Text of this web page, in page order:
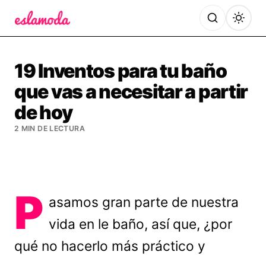
19 Inventos para tu baño
que vas a necesitar a partir
de hoy
2 MIN DE LECTURA
P asamos gran parte de nuestra
vida en le baño, así que, ¿por
qué no hacerlo más práctico y